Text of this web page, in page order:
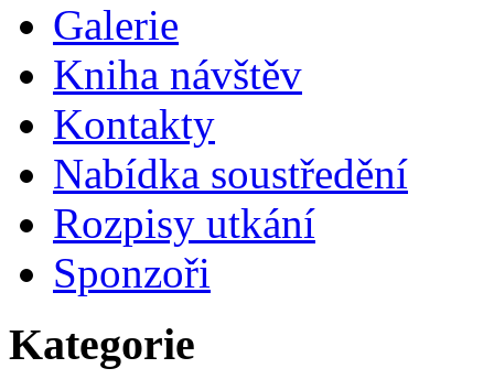
Galerie
Kniha návštěv
Kontakty
Nabídka soustředění
Rozpisy utkání
Sponzoři
Kategorie